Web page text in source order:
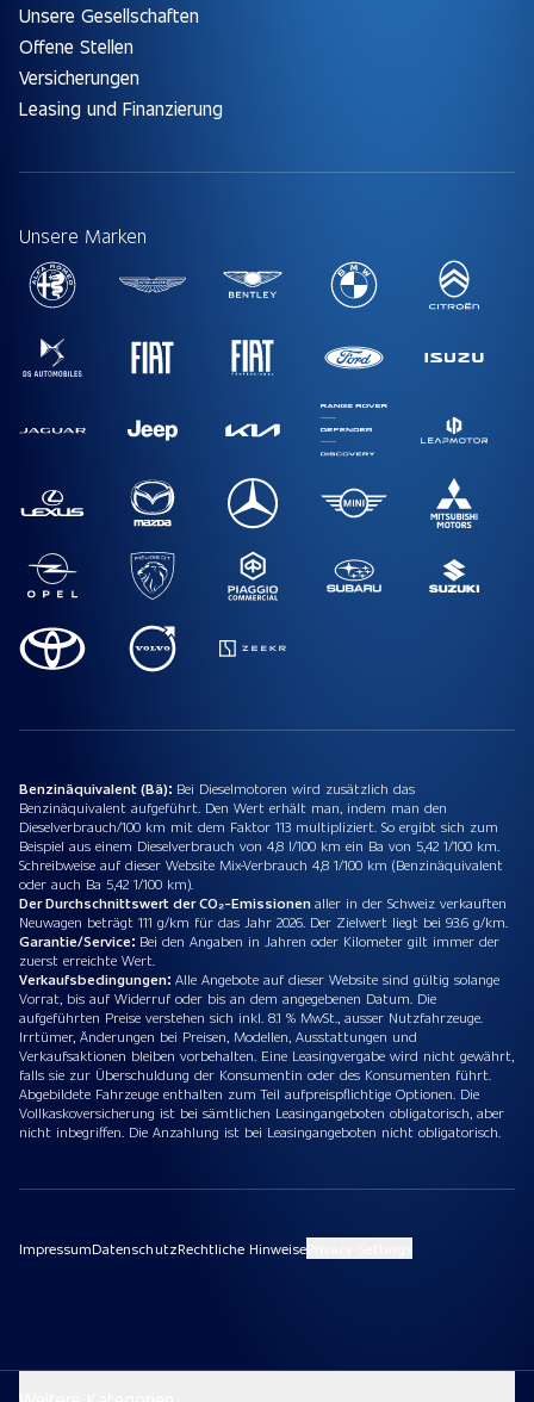
Unsere Gesellschaften
Offene Stellen
Versicherungen
Leasing und Finanzierung
Unsere Marken
Benzinäquivalent (Bä): Bei Dieselmotoren wird zusätzlich das
Benzinäquivalent aufgeführt. Den Wert erhält man, indem man den
Dieselverbrauch/100 km mit dem Faktor 113 multipliziert. So ergibt sich zum
Beispiel aus einem Dieselverbrauch von 4,8 l/100 km ein Ba von 5,42 1/100 km.
Schreibweise auf dieser Website Mix-Verbrauch 4,8 1/100 km (Benzinäquivalent
oder auch Ba 5,42 1/100 km).
Der Durchschnittswert der CO₂-Emissionenaller in der Schweiz verkauften
Neuwagen beträgt 111 g/km für das Jahr 2026. Der Zielwert liegt bei 93.6 g/km.
Garantie/Service: Bei den Angaben in Jahren oder Kilometer gilt immer der
zuerst erreichte Wert.
Verkaufsbedingungen: Alle Angebote auf dieser Website sind gültig solange
Vorrat, bis auf Widerruf oder bis an dem angegebenen Datum. Die
aufgeführten Preise verstehen sich inkl. 8.1 % MwSt., ausser Nutzfahrzeuge.
Irrtümer, Änderungen bei Preisen, Modellen, Ausstattungen und
Verkaufsaktionen bleiben vorbehalten. Eine Leasingvergabe wird nicht gewährt,
falls sie zur Überschuldung der Konsumentin oder des Konsumenten führt.
Abgebildete Fahrzeuge enthalten zum Teil aufpreispflichtige Optionen. Die
Vollkaskoversicherung ist bei sämtlichen Leasingangeboten obligatorisch, aber
nicht inbegriffen. Die Anzahlung ist bei Leasingangeboten nicht obligatorisch.
ImpressumDatenschutzRechtliche Hinweise